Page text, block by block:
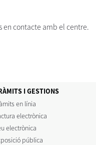
en contacte amb el centre.
I GESTIONS
en línia
electrònica
electrònica
pública